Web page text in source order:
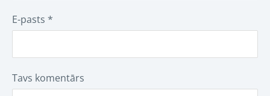
E-pasts *
Tavs komentārs